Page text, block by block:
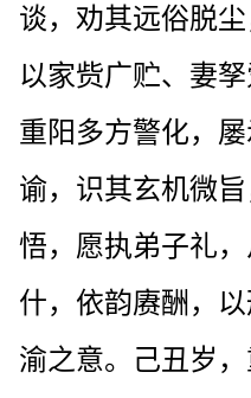
谈，劝其远俗脱
以家赀广贮、妻
重阳多方警化，
谕，识其玄机微
悟，愿执弟子礼
什，依韵赓酬，
渝之意。己丑岁